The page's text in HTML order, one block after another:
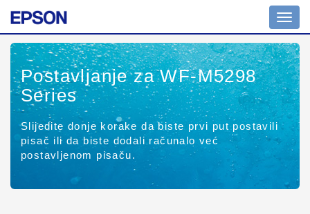
Postavljanje za WF-M5298
Series
Slijedite donje korake da biste prvi put postavili
pisač ili da biste dodali računalo već
postavljenom pisaču.